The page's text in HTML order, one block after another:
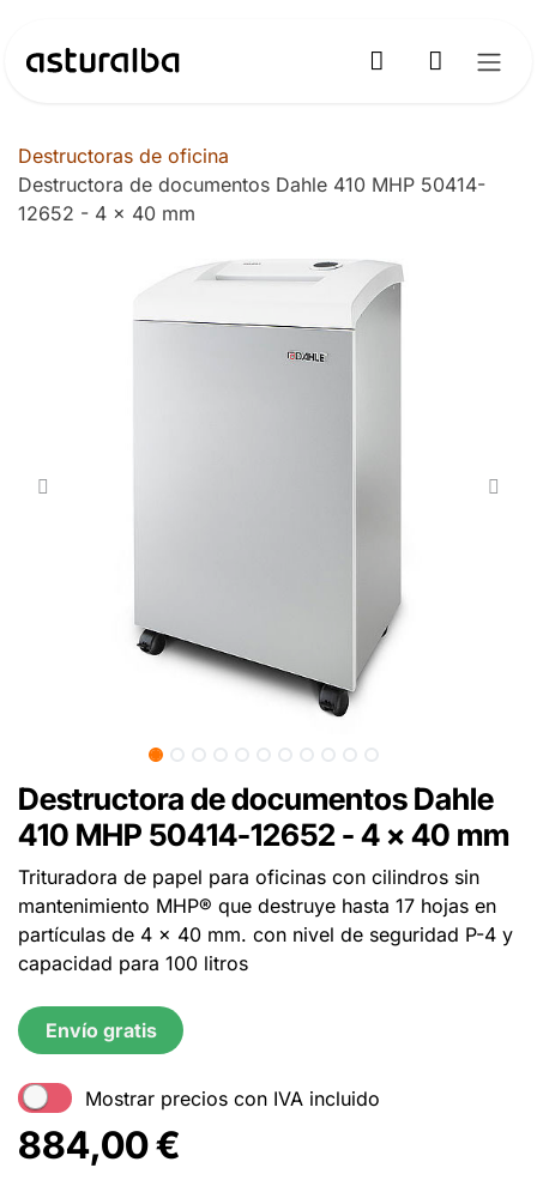
Destructoras de oficina
Destructora de documentos Dahle 410 MHP 50414-
12652 - 4 x 40 mm
Destructora de documentos Dahle
410 MHP 50414-12652 - 4 x 40 mm
Trituradora de papel para oficinas con cilindros sin
mantenimiento MHP® que destruye hasta 17 hojas en
partículas de 4 x 40 mm. con nivel de seguridad P-4 y
capacidad para 100 litros
Envío gratis
Mostrar precios con IVA incluido
884,00€